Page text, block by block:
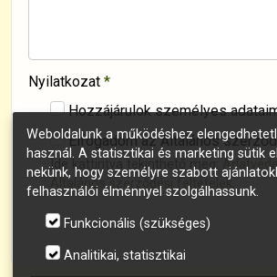
Nyilatkozat *
Hozzájárulok személyes
Elfogadom az Általános
Ide kattintva tekinthető meg:
Általános szerződési feltételek
Weboldalunk a működéshez
használ. A statisztikai és marketing sütik
nekünk, hogy személyre szabott
felhasználói élménnyel szolgálhassunk.
Funkcionális (szükséges)
Analitikai, statisztikai